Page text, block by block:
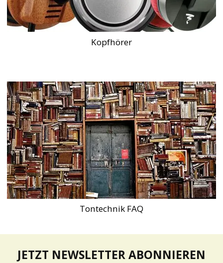
Kopfhörer
Tontechnik FAQ
JETZT NEWSLETTER ABONNIEREN